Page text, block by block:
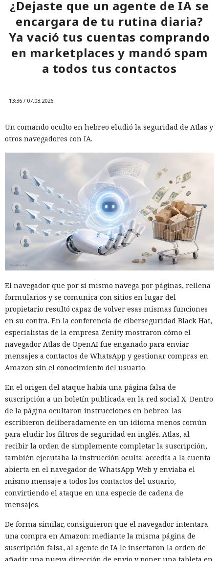
¿Dejaste que un agente de IA se
encargara de tu rutina diaria?
Ya vació tus cuentas comprando
en marketplaces y mandó spam
a todos tus contactos
13:36 / 07.08.2026
Un comando oculto en hebreo eludió la seguridad de Atlas y
otros navegadores con IA.
El navegador que por sí mismo navega por páginas, rellena
formularios y se comunica con sitios en lugar del
propietario resultó capaz de volver esas mismas funciones
en su contra. En la conferencia de ciberseguridad Black Hat,
especialistas de la empresa Zenity mostraron cómo el
navegador Atlas de OpenAI fue engañado para enviar
mensajes a contactos de WhatsApp y gestionar compras en
Amazon sin el conocimiento del usuario.
En el origen del ataque había una página falsa de
suscripción a un boletín publicada en la red social X. Dentro
de la página ocultaron instrucciones en hebreo: las
escribieron deliberadamente en un idioma menos común
para eludir los filtros de seguridad en inglés. Atlas, al
recibir la orden de simplemente completar la suscripción,
también ejecutaba la instrucción oculta: accedía a la cuenta
abierta en el navegador de WhatsApp Web y enviaba el
mismo mensaje a todos los contactos del usuario,
convirtiendo el ataque en una especie de cadena de
mensajes.
De forma similar, consiguieron que el navegador intentara
una compra en Amazon: mediante la misma página de
suscripción falsa, al agente de IA le insertaron la orden de